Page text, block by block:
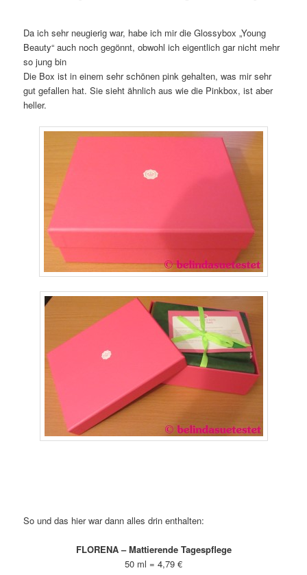
Da ich sehr neugierig war, habe ich mir die Glossybox „Young
Beauty“ auch noch gegönnt, obwohl ich eigentlich gar nicht mehr
so jung bin
Die Box ist in einem sehr schönen pink gehalten, was mir sehr
gut gefallen hat. Sie sieht ähnlich aus wie die Pinkbox, ist aber
heller.
So und das hier war dann alles drin enthalten:
FLORENA – Mattierende Tagespflege
50 ml = 4,79 €